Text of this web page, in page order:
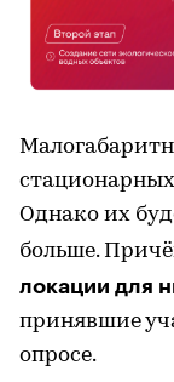
Однако их
больше.
локации для
принявшие
опросе.